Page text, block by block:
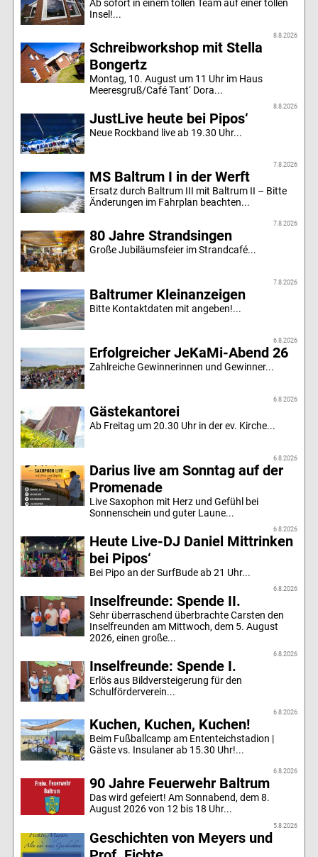
Ab sofort in einem tollen Team auf einer tollen
Insel!...
8.8.2026
Schreibworkshop mit Stella
Bongertz
Montag, 10. August um 11 Uhr im Haus
Meeresgruß/Café Tant‘ Dora...
8.8.2026
JustLive heute bei Pipos‘
Neue Rockband live ab 19.30 Uhr...
7.8.2026
MS Baltrum I in der Werft
Ersatz durch Baltrum III mit Baltrum II – Bitte
Änderungen im Fahrplan beachten...
7.8.2026
80 Jahre Strandsingen
Große Jubiläumsfeier im Strandcafé...
7.8.2026
Baltrumer Kleinanzeigen
Bitte Kontaktdaten mit angeben!...
6.8.2026
Erfolgreicher JeKaMi-Abend 26
Zahlreiche Gewinnerinnen und Gewinner...
6.8.2026
Gästekantorei
Ab Freitag um 20.30 Uhr in der ev. Kirche...
6.8.2026
Darius live am Sonntag auf der
Promenade
Live Saxophon mit Herz und Gefühl bei
Sonnenschein und guter Laune...
6.8.2026
Heute Live-DJ Daniel Mittrinken
bei Pipos‘
Bei Pipo an der SurfBude ab 21 Uhr...
6.8.2026
Inselfreunde: Spende II.
Sehr überraschend überbrachte Carsten den
Inselfreunden am Mittwoch, dem 5. August
2026, einen große...
6.8.2026
Inselfreunde: Spende I.
Erlös aus Bildversteigerung für den
Schulförderverein...
6.8.2026
Kuchen, Kuchen, Kuchen!
Beim Fußballcamp am Ententeichstadion |
Gäste vs. Insulaner ab 15.30 Uhr!...
6.8.2026
90 Jahre Feuerwehr Baltrum
Das wird gefeiert! Am Sonnabend, dem 8.
August 2026 von 12 bis 18 Uhr...
5.8.2026
Geschichten von Meyers und